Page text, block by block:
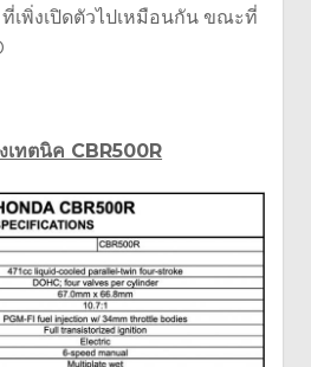
เพิ่งเปิดตัวไปเหมือนกัน ขณะที่
เทตนิค CBR500R